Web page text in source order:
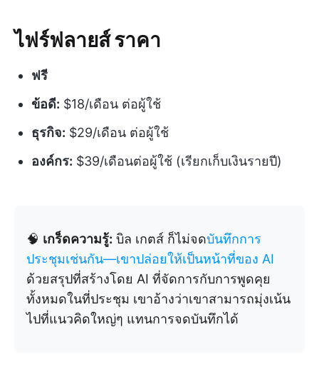
ไฟร์ฟลายส์ ราคา
ฟรี
ข้อดี: $18/เดือน ต่อผู้ใช้
ธุรกิจ: $29/เดือน ต่อผู้ใช้
องค์กร: $39/เดือนต่อผู้ใช้ (เรียกเก็บเงินรายปี)
🧠 เกร็ดความรู้: บิล เกตส์ ก็ไม่จดบันทึกการ
ประชุมเช่นกัน—เขาปล่อยให้เป็นหน้าที่ของ AI
ด้วยสรุปที่สร้างโดย AI ที่จัดการกับการพูดคุย
ทั้งหมดในที่ประชุม เขาอ้างว่าเขาสามารถมุ่งเน้น
ไปที่แนวคิดใหญ่ๆ แทนการจดบันทึกได้